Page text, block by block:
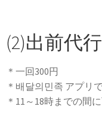
(2)出前代行
＊一回300円
＊배달의민족 アプリ
＊11～18時までの間に